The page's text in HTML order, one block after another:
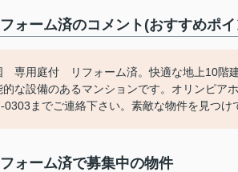
ーム済のコメント(おすすめポイ
専用庭付 リフォーム済。快適な地上10階
な設備のあるマンションです。オリンピア
までご連絡下さい。素敵な物件を見つけ
ーム済で募集中の物件